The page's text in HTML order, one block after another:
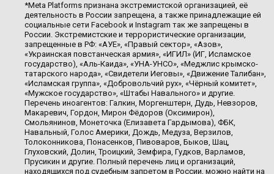
*Meta Platforms признана экстремистской организацией, её
деятельность в России запрещена, а также принадлежащие ей
социальные сети Facebook и Instagram так же запрещены в
России. Экстремистские и террористические организации,
запрещенные в РФ: «АУЕ», «Правый сектор», «Азов»,
«Украинская повстанческая армия», «ИГИЛ» (ИГ, Исламское
государство), «Аль-Каида», «УНА-УНСО», «Меджлис крымско-
татарского народа», «Свидетели Иеговы», «Движение Талибан»,
«Исламская группа», «Добровольчий рух», «Чёрный комитет»,
«Мужское государство», «Штабы Навального» и другие.
Перечень иноагентов: Галкин, Моргенштерн, Дудь, Невзоров,
Макаревич, Гордон, Мирон Фёдоров (Оксимирон),
Смольянинов, Монеточка (Елизавета Гардымова), ФБК,
Навальный, Голос Америки, Дождь, Медуза, Верзилов,
Толоконникова, Понасенков, Пивоваров, Быков, Шац,
Глуховский, Долин, Троицкий, Земфира, Гудков, Варламов,
Прусикин и другие. Полный перечень лиц и организаций,
находящихся под судебным запретом в России, можно найти на